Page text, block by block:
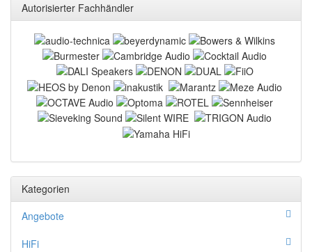
Autorisierter Fachhändler
Kategorien
Angebote
HiFi